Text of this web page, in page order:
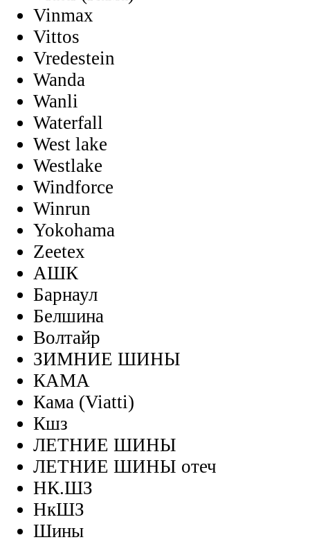
Vinmax
Vittos
Vredestein
Wanda
Wanli
Waterfall
West lake
Westlake
Windforce
Winrun
Yokohama
Zeetex
АШК
Барнаул
Белшина
Волтайр
ЗИМНИЕ ШИНЫ
КАМА
Кама (Viatti)
Кшз
ЛЕТНИЕ ШИНЫ
ЛЕТНИЕ ШИНЫ отеч
НК.ШЗ
НкШЗ
Шины